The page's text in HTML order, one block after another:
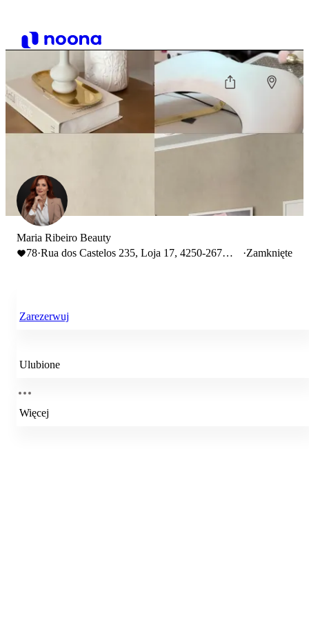
Maria Ribeiro Beauty
78·Rua dos Castelos 235, Loja 17, 4250-267
·Zamknięte
Zarezerwuj
Ulubione
Więcej